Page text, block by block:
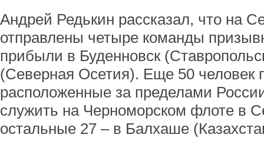
Андрей Редькин рассказал, что на
отправлены четыре команды
прибыли в Буденновск
(Северная Осетия). Еще 50 человек
расположенные за пределами
служить на Черноморском флоте в
остальные 27 – в Балхаше